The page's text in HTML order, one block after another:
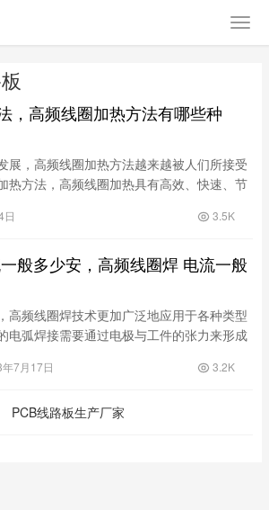
，高频线圈加热方法有哪些种
展，高频线圈加热方法越来越被人们所接受
热方法，高频线圈加热具有高效、快速、节
频线圈
日 3.5K
般多少安，高频线圈焊 电流一般
高频线圈焊技术更加广泛地应用于各种类型
电弧焊接需要通过电极与工件的张力来形成
的过程中，电流
7月17日 3.2K
PCB线路板生产厂家